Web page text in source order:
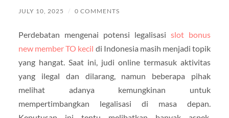
JULY 10, 2025 / 0 COMMENTS
Perdebatan mengenai potensi legalisasislot bonus
new member TO kecil di Indonesia masih menjadi topik
yang hangat. Saat ini, judi online termasuk aktivitas
yang ilegal dan dilarang, namun beberapa pihak
melihat adanya kemungkinan untuk
mempertimbangkan legalisasi di masa depan.